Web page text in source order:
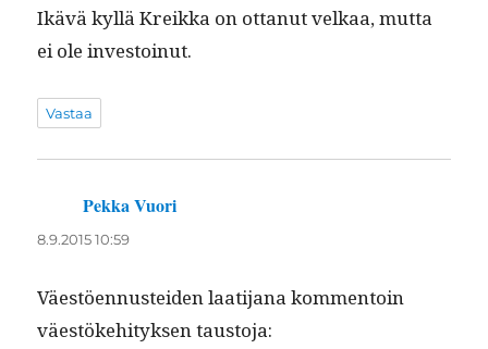
Ikävä kyl­lä Kreik­ka on ottanut velkaa, mut­ta
ei ole investoinut.
Vastaa
Pekka Vuori
8.9.2015 10:59
Väestöen­nustei­den laati­jana kom­men­toin
väestöke­hi­tyk­sen taustoja: